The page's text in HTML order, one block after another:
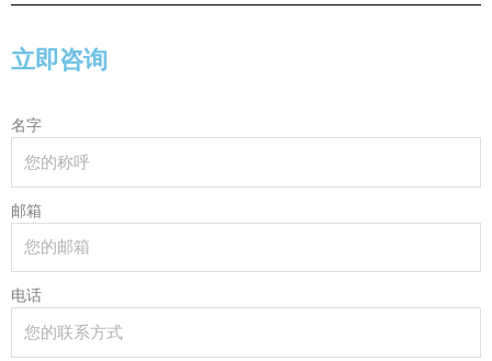
立即咨询
名字
邮箱
电话